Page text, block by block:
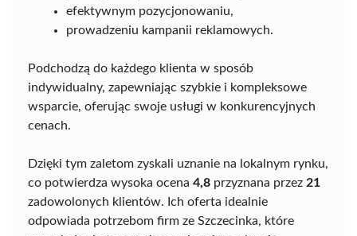
efektywnym pozycjonowaniu,
prowadzeniu kampanii reklamowych.
Podchodzą do każdego klienta w sposób
indywidualny, zapewniając szybkie i kompleksowe
wsparcie, oferując swoje usługi w konkurencyjnych
cenach.
Dzięki tym zaletom zyskali uznanie na lokalnym rynku,
co potwierdza wysoka ocena 4,8 przyznana przez 21
zadowolonych klientów. Ich oferta idealnie
odpowiada potrzebom firm ze Szczecinka, które